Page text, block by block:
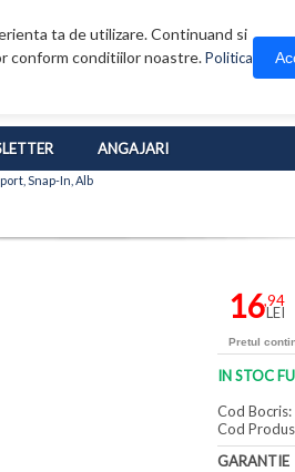
ta de utilizare. Continuand si
conform conditiilor noastre.Politica
ANGAJARI
Snap-In, Alb
16,94
LEI
Pretul
IN STOC
Cod
Cod
GARANTIE